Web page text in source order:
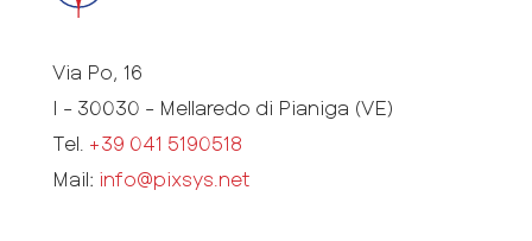
Via Po, 16
I - 30030 - Mellaredo di Pianiga (VE)
Tel. +39 041 5190518
Mail: info@pixsys.net